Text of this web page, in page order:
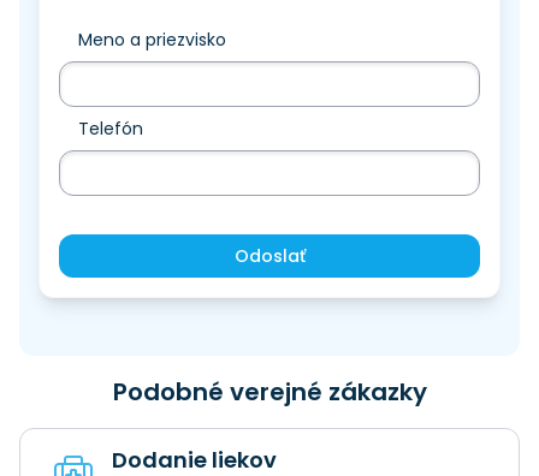
Meno a priezvisko
Telefón
Odoslať
Podobné verejné zákazky
Dodanie liekov